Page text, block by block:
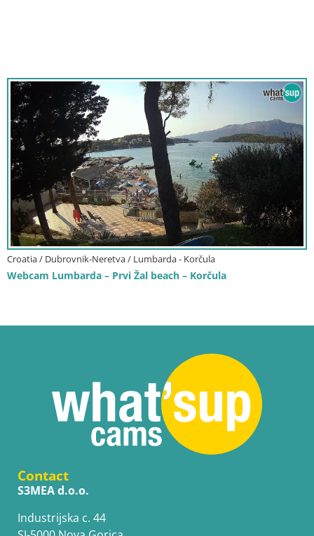
Croatia / Dubrovnik-Neretva / Lumbarda - Korčula
Webcam Lumbarda – Prvi Žal beach – Korčula
Contact
S3MEA d.o.o.
Industrijska c. 44